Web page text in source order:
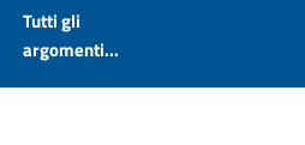
Tutti gli
argomenti...